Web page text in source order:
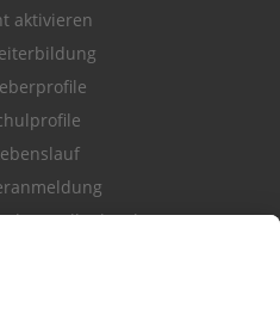
aktivieren
den Stellenkatalog